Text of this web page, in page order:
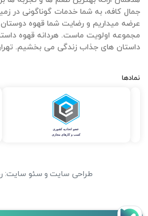
جمال کافه، به شما خدمات گوناگونی در
عرضه میداریم و رضایت شما قهوه
مجموعه اولویت ماست. هردانه قهوه
داستان های جذاب زندگی می بخشیم.
نمادها
طراحی سایت و سئو سایت: